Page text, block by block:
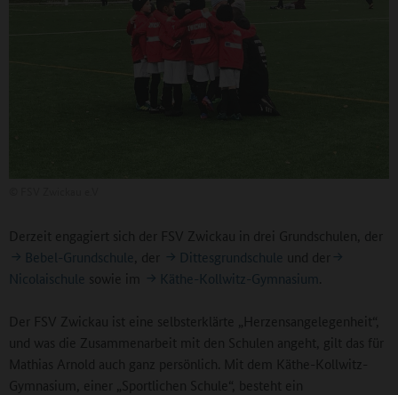
Derzeit engagiert sich der FSV Zwickau in drei Grundschulen, der
Bebel-Grundschule , der Dittesgrundschule und der
Nicolaischule sowie im Käthe-Kollwitz-Gymnasium
Der FSV Zwickau ist eine selbsterklärte „Herzensangelegenheit“,
und was die Zusammenarbeit mit den Schulen angeht, gilt das für
Mathias Arnold auch ganz persönlich. Mit dem Käthe-Kollwitz-
Gymnasium, einer „Sportlichen Schule“, besteht ein